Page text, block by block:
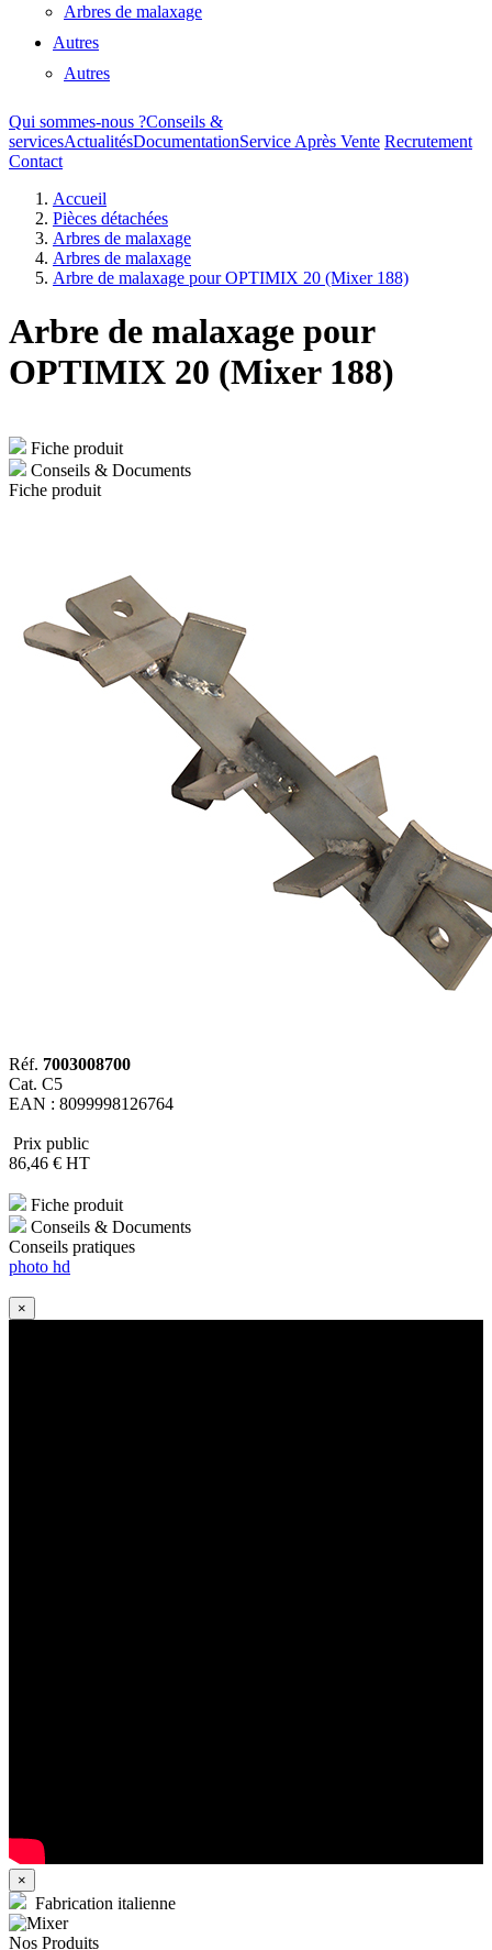
Arbres de malaxage
Autres
Autres
Qui sommes-nous ?Conseils &
servicesActualitésDocumentationService Après Vente Recrutement
Contact
Accueil
Pièces détachées
Arbres de malaxage
Arbres de malaxage
Arbre de malaxage pour OPTIMIX 20 (Mixer 188)
Arbre de malaxage pour
OPTIMIX 20 (Mixer 188)
Fiche produit
Conseils & Documents
Fiche produit
Réf. 7003008700
Cat. C5
EAN : 8099998126764
Prix public
86,46 € HT
Fiche produit
Conseils & Documents
Conseils pratiques
photo hd
×
×
Fabrication italienne
Nos Produits